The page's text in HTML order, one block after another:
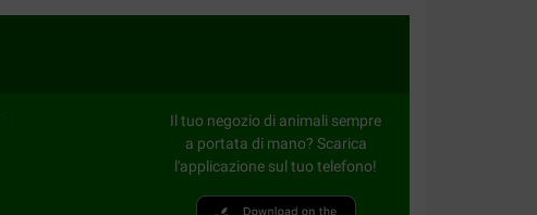
Il tuo negozio di animali sempre
a portata di mano? Scarica
l'applicazione sul tuo telefono!